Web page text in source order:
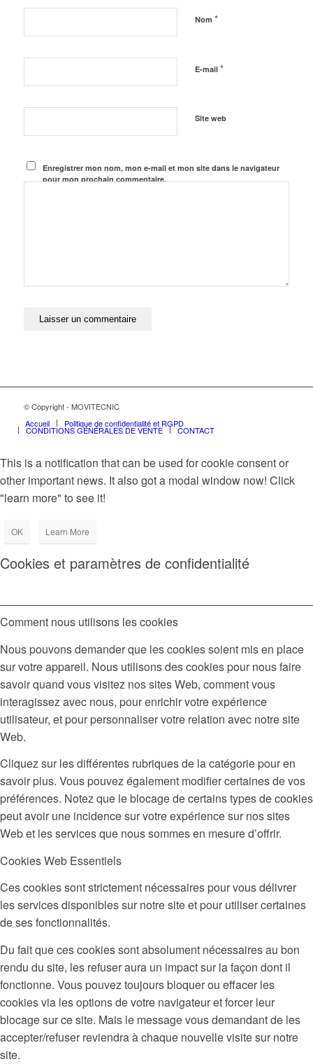
Nom *
E-mail *
Site web
Enregistrer mon nom, mon e-mail et mon site dans le navigateur
pour mon prochain commentaire.
© Copyright - MOVITECNIC
Accueil
Politique de confidentialité et RGPD
CONDITIONS GÉNÉRALES DE VENTE CONTACT
This is a notification that can be used for cookie consent or
other important news. It also got a modal window now! Click
"learn more" to see it!
OK Learn More
Cookies et paramètres de confidentialité
Comment nous utilisons les cookies
Nous pouvons demander que les cookies soient mis en place
sur votre appareil. Nous utilisons des cookies pour nous faire
savoir quand vous visitez nos sites Web, comment vous
interagissez avec nous, pour enrichir votre expérience
utilisateur, et pour personnaliser votre relation avec notre site
Web.
Cliquez sur les différentes rubriques de la catégorie pour en
savoir plus. Vous pouvez également modifier certaines de vos
préférences. Notez que le blocage de certains types de cookies
peut avoir une incidence sur votre expérience sur nos sites
Web et les services que nous sommes en mesure d’offrir.
Cookies Web Essentiels
Ces cookies sont strictement nécessaires pour vous délivrer
les services disponibles sur notre site et pour utiliser certaines
de ses fonctionnalités.
Du fait que ces cookies sont absolument nécessaires au bon
rendu du site, les refuser aura un impact sur la façon dont il
fonctionne. Vous pouvez toujours bloquer ou effacer les
cookies via les options de votre navigateur et forcer leur
blocage sur ce site. Mais le message vous demandant de les
accepter/refuser reviendra à chaque nouvelle visite sur notre
site.